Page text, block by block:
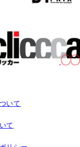
いて
て